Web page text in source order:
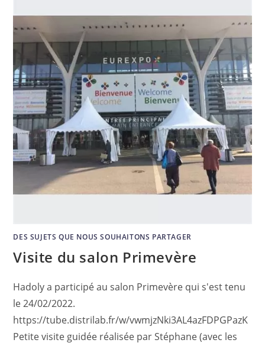
DES SUJETS QUE NOUS SOUHAITONS PARTAGER
Visite du salon Primevère
Hadoly a participé au salon Primevère qui s'est tenu
le 24/02/2022.
https://tube.distrilab.fr/w/vwmjzNki3AL4azFDPGPazK
Petite visite guidée réalisée par Stéphane (avec les